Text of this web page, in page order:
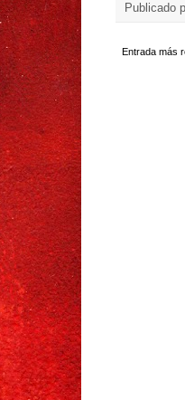
Publicado
Entrada más